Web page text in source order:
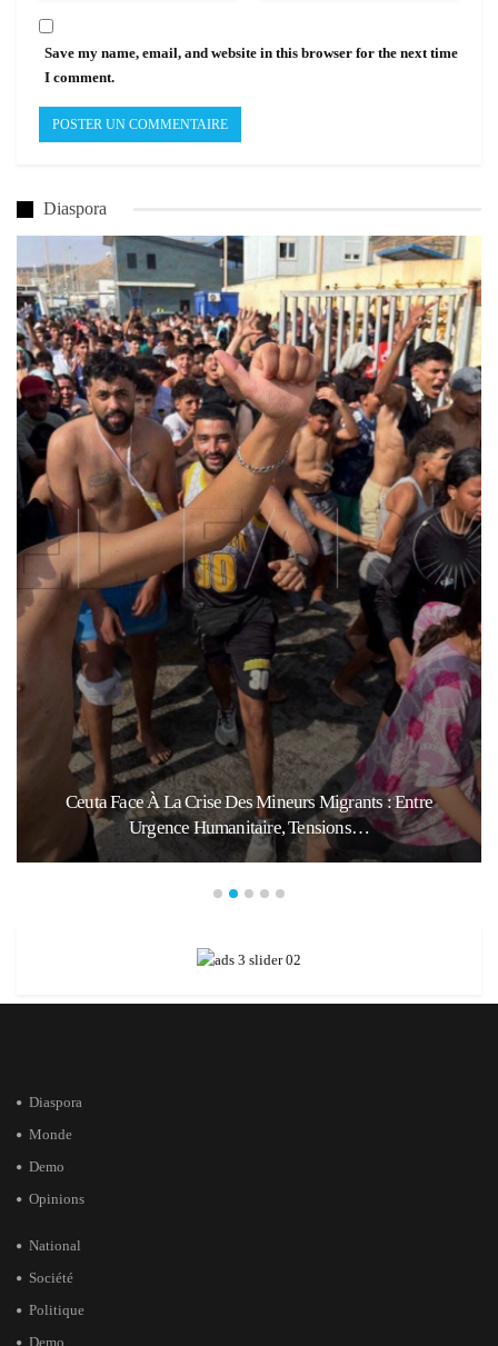
Save my name, email, and website in this browser for the next time
I comment.
Diaspora
Ceuta Face À La Crise Des Mineurs Migrants : Entre
Urgence Humanitaire, Tensions…
Diaspora
Monde
Demo
Opinions
National
Société
Politique
Demo